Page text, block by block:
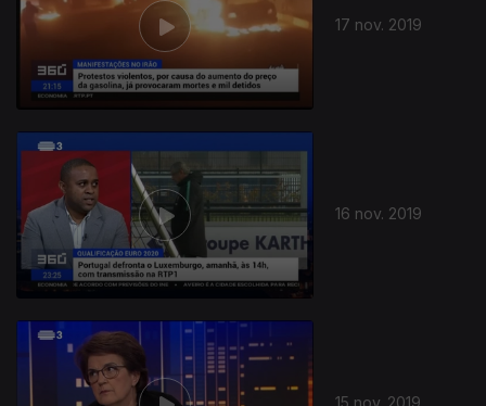
17 nov. 2019
16 nov. 2019
15 nov. 2019
439211